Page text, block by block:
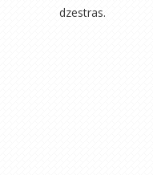
dzestras.